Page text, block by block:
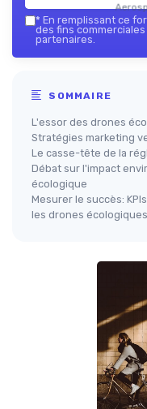
* En remplissant ce
des fins
partenaires.
SOMMAIRE
L'essor des drones
Stratégies marketing
Le casse-tête de la
Débat sur l'impact
écologique
Mesurer le succès:
les drones écologiques